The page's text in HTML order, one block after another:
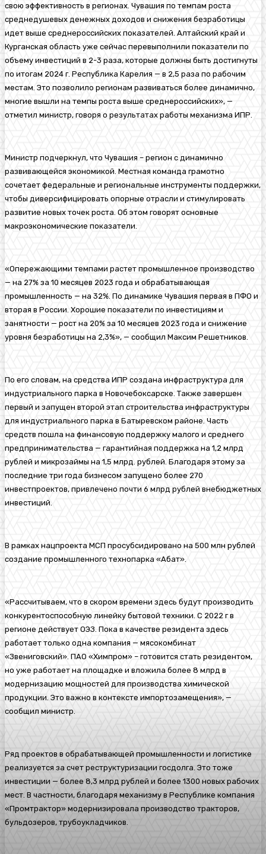
свою эффективность в регионах. Чувашия по темпам роста
среднедушевых денежных доходов и снижения безработицы
идет выше среднероссийских показателей. Алтайский край и
Курганская область уже сейчас перевыполнили показатели по
объему инвестиций в 2-3 раза, которые должны быть достигнуты
по итогам 2024 г. Республика Карелия — в 2,5 раза по рабочим
местам. Это позволило регионам развиваться более динамично,
многие вышли на темпы роста выше среднероссийских», —
отметил министр, говоря о результатах работы механизма ИПР.
Министр подчеркнул, что Чувашия – регион с динамично
развивающейся экономикой. Местная команда грамотно
сочетает федеральные и региональные инструменты поддержки,
чтобы диверсифицировать опорные отрасли и стимулировать
развитие новых точек роста. Об этом говорят основные
макроэкономические показатели.
«Опережающими темпами растет промышленное производство
— на 27% за 10 месяцев 2023 года и обрабатывающая
промышленность — на 32%. По динамике Чувашия первая в ПФО и
вторая в России. Хорошие показатели по инвестициям и
занятности — рост на 20% за 10 месяцев 2023 года и снижение
уровня безработицы на 2,3%», — сообщил Максим Решетников.
По его словам, на средства ИПР создана инфраструктура для
индустриального парка в Новочебоксарске. Также завершен
первый и запущен второй этап строительства инфраструктуры
для индустриального парка в Батыревском районе. Часть
средств пошла на финансовую поддержку малого и среднего
предпринимательства — гарантийная поддержка на 1,2 млрд
рублей и микрозаймы на 1,5 млрд. рублей. Благодаря этому за
последние три года бизнесом запущено более 270
инвестпроектов, привлечено почти 6 млрд рублей внебюджетных
инвестиций.
В рамках нацпроекта МСП просубсидировано на 500 млн рублей
создание промышленного технопарка «Абат».
«Рассчитываем, что в скором времени здесь будут производить
конкурентоспособную линейку бытовой техники. С 2022 г в
регионе действует ОЭЗ. Пока в качестве резидента здесь
работает только одна компания — мясокомбинат
«Звениговский». ПАО «Химпром» – готовится стать резидентом,
но уже работает на площадке и вложила более 8 млрд в
модернизацию мощностей для производства химической
продукции. Это важно в контексте импортозамещения», —
сообщил министр.
Ряд проектов в обрабатывающей промышленности и логистике
реализуется за счет реструктуризации госдолга. Это тоже
инвестиции — более 8,3 млрд рублей и более 1300 новых рабочих
мест. В частности, благодаря механизму в Республике компания
«Промтрактор» модернизировала производство тракторов,
бульдозеров, трубоукладчиков.